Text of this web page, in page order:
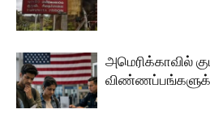
அமெரிக்காவில்